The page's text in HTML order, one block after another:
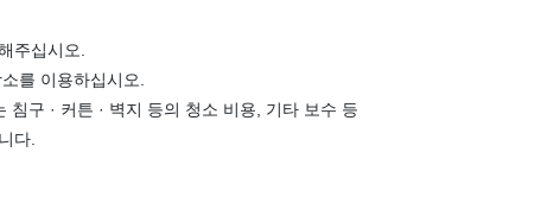
주십시오.
를 이용하십시오.
침구 · 커튼 · 벽지 등의 청소 비용, 기타 보수 등
다.